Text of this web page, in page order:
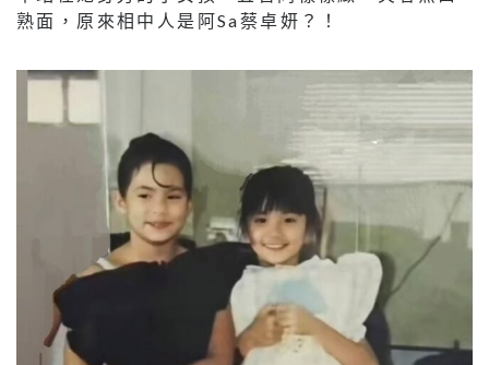
熟面，原來相中人是阿Sa蔡卓妍？！